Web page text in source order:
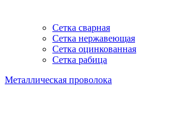
Сетка сварная
Сетка нержавеющая
Сетка оцинкованная
Сетка рабица
Металлическая проволока